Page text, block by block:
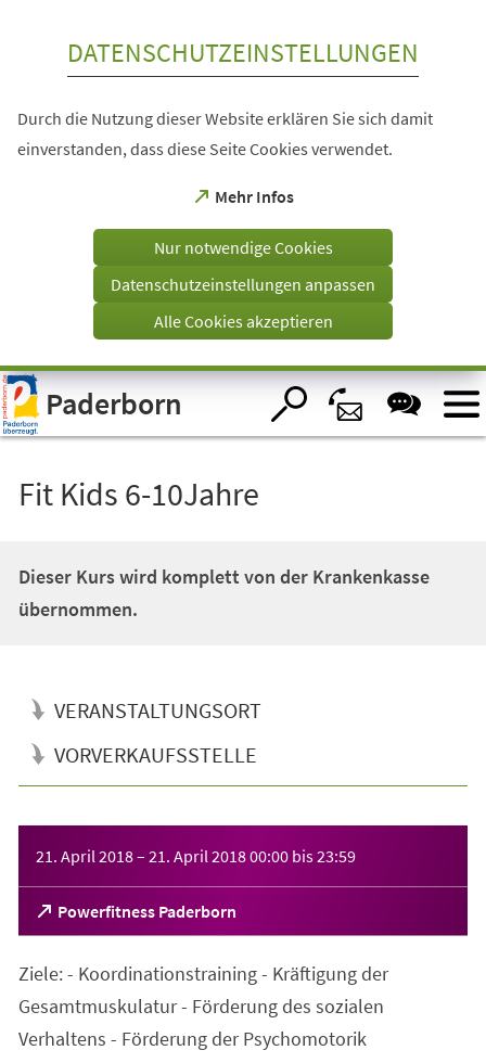
Visuelle
Assistenzsoftware
öffnen.
DATENSCHUTZEINSTELLUNGEN
Durch die Nutzung dieser Website erklären Sie sich damit
einverstanden, dass diese Seite Cookies verwendet.
Mehr Infos
(Öffnet
einem
Tab)
Nur notwendige Cookies
Datenschutzeinstellungen anpassen
Alle Cookies akzeptieren
Paderborn
Fit Kids 6-10Jahre
Dieser Kurs wird komplett von der Krankenkasse
übernommen.
VERANSTALTUNGSORT
VORVERKAUFSSTELLE
21. April 2018– 21. April 201800:00 bis23:59
Powerfitness Paderborn
(Öffnet
in
neuen
Ziele: - Koordinationstraining - Kräftigung der
Gesamtmuskulatur - Förderung des sozialen
Verhaltens - Förderung der Psychomotorik